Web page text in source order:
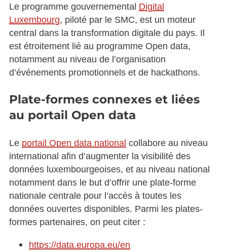
Le programme gouvernemental Digital
Luxembourg, piloté par le SMC, est un moteur
central dans la transformation digitale du pays. Il
est étroitement lié au programme Open data,
notamment au niveau de l’organisation
d’événements promotionnels et de hackathons.
Plate-formes connexes et liées
au portail Open data
Le portail Open data national collabore au niveau
international afin d’augmenter la visibilité des
données luxembourgeoises, et au niveau national
notamment dans le but d’offrir une plate-forme
nationale centrale pour l’accès à toutes les
données ouvertes disponibles. Parmi les plates-
formes partenaires, on peut citer :
https://data.europa.eu/en